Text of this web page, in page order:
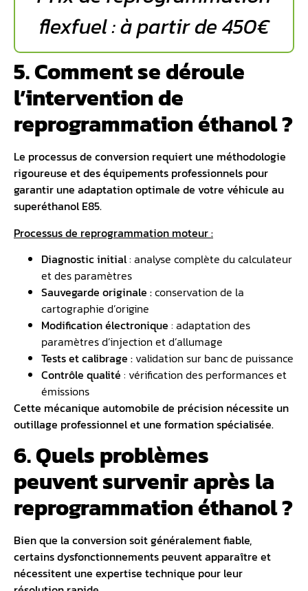
flexfuel : à partir de 450€
5. Comment se déroule
l’intervention de
reprogrammation éthanol ?
Le processus de conversion requiert une méthodologie
rigoureuse et des équipements professionnels pour
garantir une adaptation optimale de votre véhicule au
superéthanol E85.
Processus de reprogrammation moteur :
Diagnostic initial: analyse complète du calculateur
et des paramètres
Sauvegarde originale :conservation de la
cartographie d’origine
Modification électronique : adaptation des
paramètres d’injection et d’allumage
Tests et calibrage : validation sur banc de puissance
Contrôle qualité : vérification des performances et
émissions
Cette mécanique automobile de précision nécessite un
outillage professionnel et une formation spécialisée.
6. Quels problèmes
peuvent survenir après la
reprogrammation éthanol ?
Bien que la conversion soit généralement fiable,
certains dysfonctionnements peuvent apparaître et
nécessitent une expertise technique pour leur